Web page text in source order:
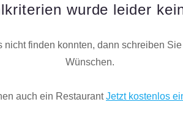
wurde leider
finden konnten, dann schreiben
Wünschen.
auch ein RestaurantJetzt kostenlos